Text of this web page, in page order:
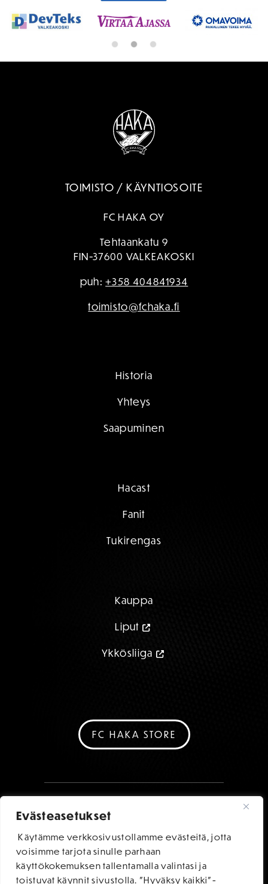
Evästeasetukset
Käytämme verkkosivustollamme evästeitä, jotta
voisimme tarjota sinulle parhaan
käyttökokemuksen tallentamalla valintasi ja
toistuvat käynnit sivustolla. "Hyväksy kaikki"-
TOIMISTO / KÄYNTIOSOITE
FC HAKA OY
Tehtaankatu 9
FIN-37600 VALKEAKOSKI
puh:+358 404841934
toimisto@fchaka.fi
Historia
Yhteys
Saapuminen
Hacast
Fanit
Tukirengas
Kauppa
Liput
Ykkösliiga
FC HAKA STORE